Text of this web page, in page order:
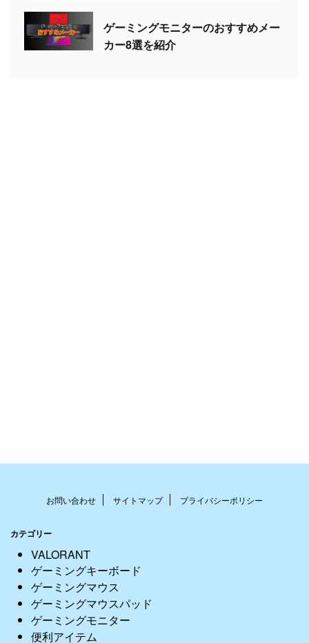
ゲーミングモニターのおすすめメー
カー8選を紹介
お問い合わせ サイトマップ プライバシーポリシー
カテゴリー
VALORANT
ゲーミングキーボード
ゲーミングマウス
ゲーミングマウスパッド
ゲーミングモニター
便利アイテム